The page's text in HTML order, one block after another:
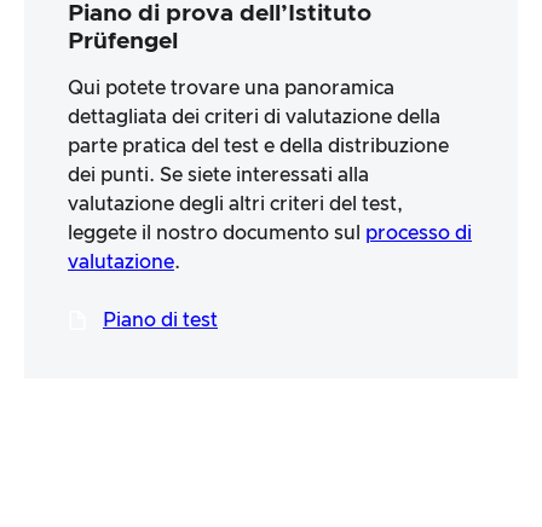
Piano di prova dell’Istituto
Prüfengel
Qui potete trovare una panoramica
dettagliata dei criteri di valutazione della
parte pratica del test e della distribuzione
dei punti. Se siete interessati alla
valutazione degli altri criteri del test,
leggete il nostro documento sul processo di
valutazione.
Piano di test